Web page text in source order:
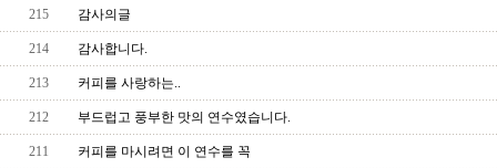
215 감사의글
214 감사합니다.
213 커피를 사랑하는..
212 부드럽고 풍부한 맛의 연수였습니다.
211 커피를 마시려면 이 연수를 꼭